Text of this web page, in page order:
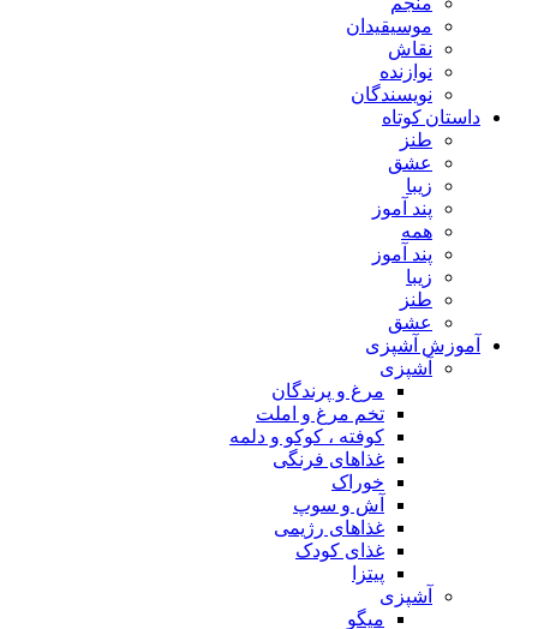
موسیقیدان
نقاش
نوازنده
نویسندگان
داستان کوتاه
طنز
عشق
زیبا
پند آموز
همه
پند آموز
زیبا
طنز
عشق
آموزش آشپزی
آشپزی
مرغ و پرندگان
تخم مرغ و املت
کوفته ، کوکو و دلمه
غذاهای فرنگی
خوراک
آش و سوپ
غذاهای رژیمی
غذای کودک
پیتزا
آشپزی
میگو